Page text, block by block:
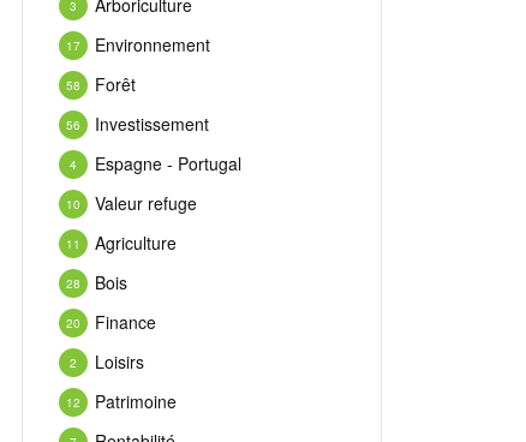
Arboriculture
3
Environnement
17
Forêt
58
Investissement
56
Espagne - Portugal
4
Valeur refuge
10
Agriculture
11
Bois
28
Finance
20
Loisirs
2
Patrimoine
12